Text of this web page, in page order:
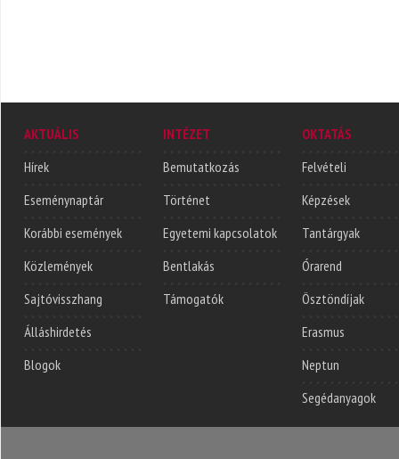
AKTUÁLIS
Hírek
Eseménynaptár
Korábbi események
Közlemények
Sajtóvisszhang
Álláshirdetés
Blogok
INTÉZET
Bemutatkozás
Történet
Egyetemi kapcsolatok
Bentlakás
Támogatók
OKTATÁS
Felvételi
Képzések
Tantárgyak
Órarend
Ösztöndíjak
Erasmus
Neptun
Segédanyagok